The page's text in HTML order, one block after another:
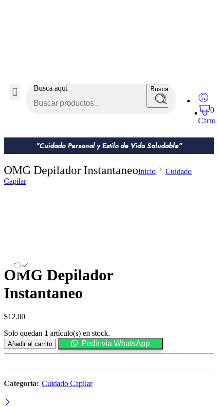
Busca aquí Buscar
0
Carro
"Cuidado Personal y Estilo de Vida Saludable"
OMG Depilador InstantaneoInicio
Cuidado
Capilar
OMG Depilador
Instantaneo
$12.00
Solo quedan 1 artículo(s) en stock.
Añadir al carrito Pedir via WhatsApp
Categoría: Cuidado Capilar